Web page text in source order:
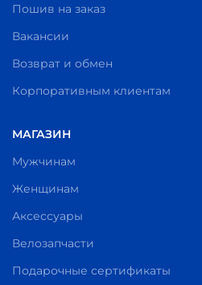
Пошив на заказ
Вакансии
Возврат и обмен
Корпоративным клиентам
МАГАЗИН
Мужчинам
Женщинам
Аксессуары
Велозапчасти
Подарочные сертификаты